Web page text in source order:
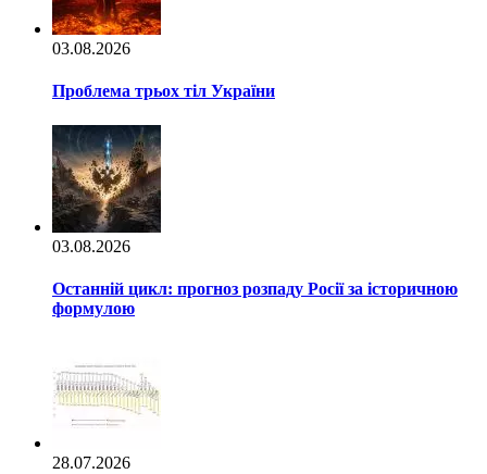
03.08.2026
Проблема трьох тіл України
03.08.2026
Останній цикл: прогноз розпаду Росії за історичною
формулою
28.07.2026